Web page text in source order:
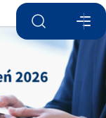
Otwórz